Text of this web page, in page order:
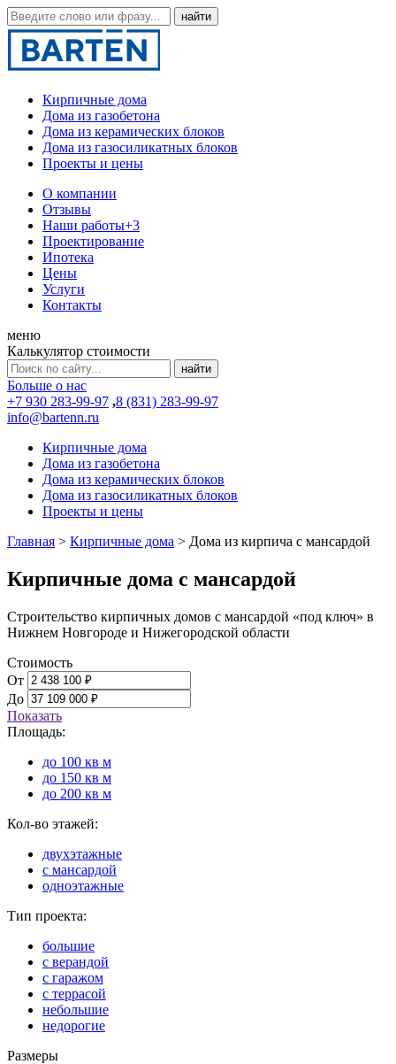
Кирпичные дома
Дома из газобетона
Дома из керамических блоков
Дома из газосиликатных блоков
Проекты и цены
О компании
Отзывы
Наши работы+3
Проектирование
Ипотека
Цены
Услуги
Контакты
меню
Калькулятор стоимости
Больше о нас
+7 930 283-99-97 ,8 (831) 283-99-97
info@bartenn.ru
Кирпичные дома
Дома из газобетона
Дома из керамических блоков
Дома из газосиликатных блоков
Проекты и цены
Главная > Кирпичные дома > Дома из кирпича с мансардой
Кирпичные дома с мансардой
Строительство кирпичных домов с мансардой «под ключ» в
Нижнем Новгороде и Нижегородской области
Стоимость
От
До
Показать
Площадь:
до 100 кв м
до 150 кв м
до 200 кв м
Кол-во этажей:
двухэтажные
с мансардой
одноэтажные
Тип проекта:
большие
с верандой
с гаражом
с террасой
небольшие
недорогие
Размеры